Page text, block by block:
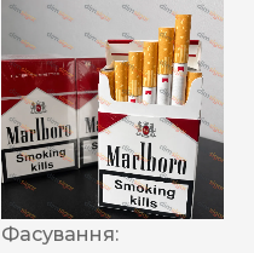
Фасування: